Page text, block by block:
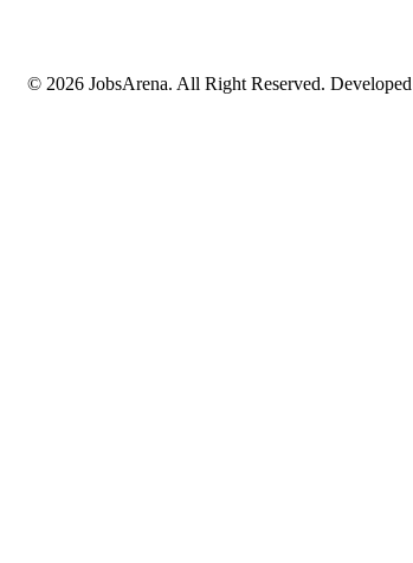
© 2026 JobsArena. All Right Reserved. Developed